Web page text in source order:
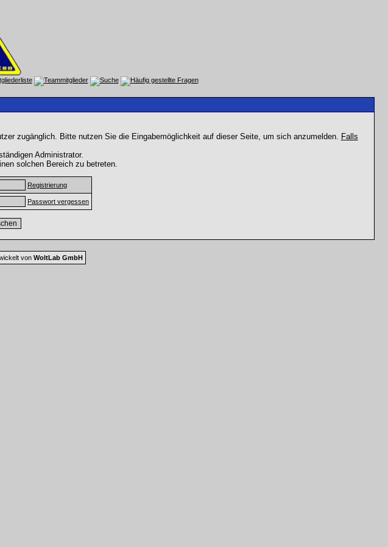
zugänglich. Bitte nutzen Sie die Eingabemöglichkeit auf dieser Seite, um sich anzumelden. Falls
Administrator.
solchen Bereich zu betreten.
Registrierung
Passwort vergessen
von WoltLab GmbH